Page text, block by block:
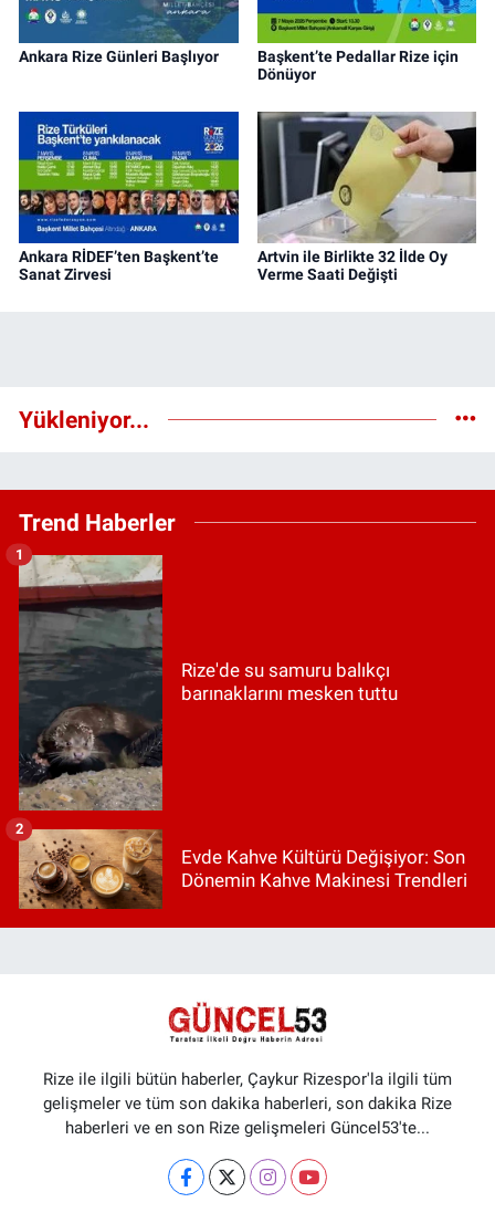
Ankara Rize Günleri Başlıyor
Başkent’te Pedallar Rize için
Dönüyor
Ankara RİDEF’ten Başkent’te
Sanat Zirvesi
Artvin ile Birlikte 32 İlde Oy
Verme Saati Değişti
Yükleniyor...
Trend Haberler
Rize'de su samuru balıkçı
barınaklarını mesken tuttu
1
Evde Kahve Kültürü Değişiyor: Son
Dönemin Kahve Makinesi Trendleri
2
Rize ile ilgili bütün haberler, Çaykur Rizespor'la ilgili tüm
gelişmeler ve tüm son dakika haberleri, son dakika Rize
haberleri ve en son Rize gelişmeleri Güncel53'te...